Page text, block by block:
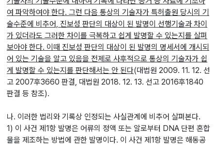
여 파악하여야 한다. 그런 다음 통상의 기술자가 특허출원 당시의 기
술수준에 비추어, 진보성 판단의 대상이 된 발명이 선행기술과 차이
가 있더라도 그러한 차이를 극복하고 쉽게 발명할 수 있는지를 살펴
보아야 한다. 이때 진보성 판단의 대상이 된 발명의 명세서에 개시되
어 있는 기술을 알고 있음을 전제로 사후적으로 통상의 기술자가 쉽
게 발명할 수 있는지를 판단해서는 안 된다(대법원 2009. 11. 12. 선
고 2007후3660 판결, 대법원 2018. 12. 13. 선고 2016후1840
판결 등 참조).
나. 이러한 법리와 기록상 인정되는 사실관계에 비추어 살펴본다.
1) 이 사건 제1항 발명은 어류의 정액 또는 알로부터 DNA 단편 혼합
물을 제조하는 방법에 관한 발명이다. 이 사건 제1항 발명은 해동공